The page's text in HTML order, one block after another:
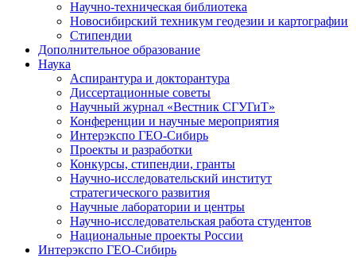
Научно-техническая библиотека
Новосибирский техникум геодезии и картографии
Стипендии
Дополнительное образование
Наука
Аспирантура и докторантура
Диссертационные советы
Научный журнал «Вестник СГУГиТ»
Конференции и научные мероприятия
Интерэкспо ГЕО-Сибирь
Проекты и разработки
Конкурсы, стипендии, гранты
Научно-исследовательский институт
стратегического развития
Научные лаборатории и центры
Научно-исследовательская работа студентов
Национальные проекты России
Интерэкспо ГЕО-Сибирь